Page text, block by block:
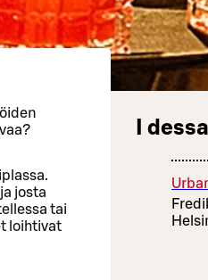
josta
tai
loihtivat
I